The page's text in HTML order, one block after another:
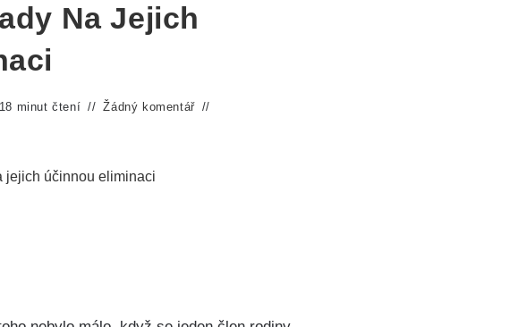
Na Jejich
18 minut čtení
Žádný komentář
jejich účinnou eliminaci